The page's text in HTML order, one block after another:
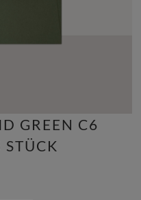
GREEN C6
STÜCK